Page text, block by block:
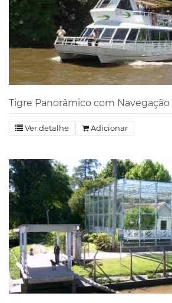
Tigre Panorâmico com Navegação
Ver detalhe Adicionar